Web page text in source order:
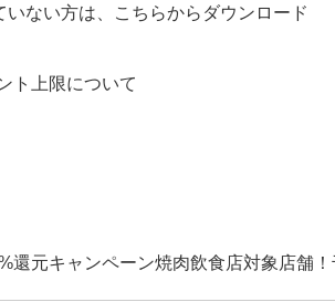
ない方は、こちらからダウンロード
ト上限について
還元キャンペーン焼肉飲食店対象店舗